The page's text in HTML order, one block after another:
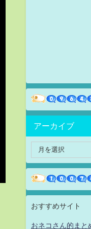
アーカイブ
おすすめサイト
おネコさん的ま